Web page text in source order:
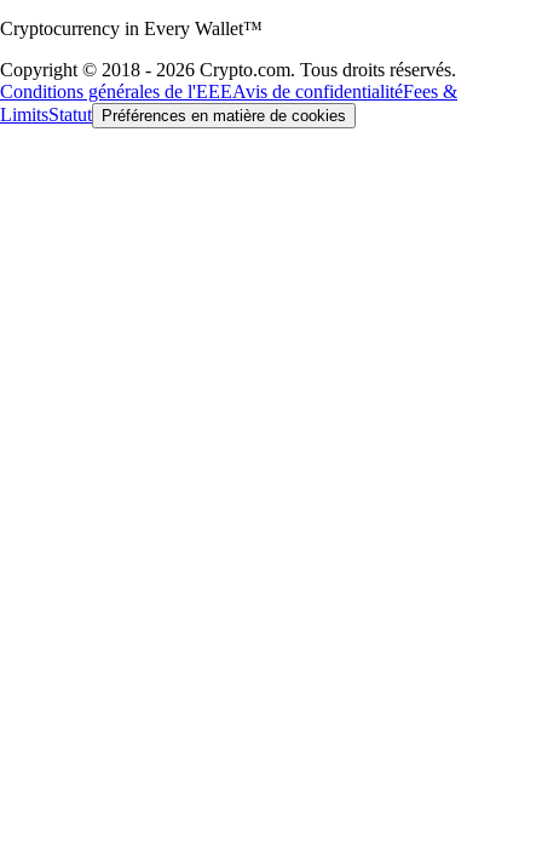
Cryptocurrency in Every Wallet™
Copyright © 2018 - 2026 Crypto.com. Tous droits réservés.
Conditions générales de l'EEEAvis de confidentialitéFees &
LimitsStatut Préférences en matière de cookies